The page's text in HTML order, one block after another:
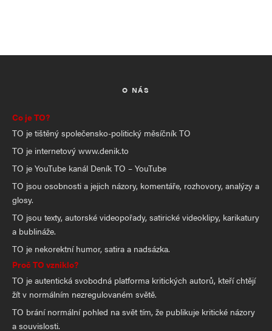
O NÁS
Co je TO?
TO je tištěný společensko-politický měsíčník TO
TO je internetový www.denik.to
TO je YouTube kanál Deník TO – YouTube
TO jsou osobnosti a jejich názory, komentáře, rozhovory, analýzy a
glosy.
TO jsou texty, autorské videopořady, satirické videoklipy, karikatury
a bublináže.
TO je nekorektní humor, satira a nadsázka.
Proč TO vzniklo?
TO je autentická svobodná platforma kritických autorů, kteří chtějí
žít v normálním nezregulovaném světě.
TO brání normální pohled na svět tím, že publikuje kritické názory
a souvislosti.